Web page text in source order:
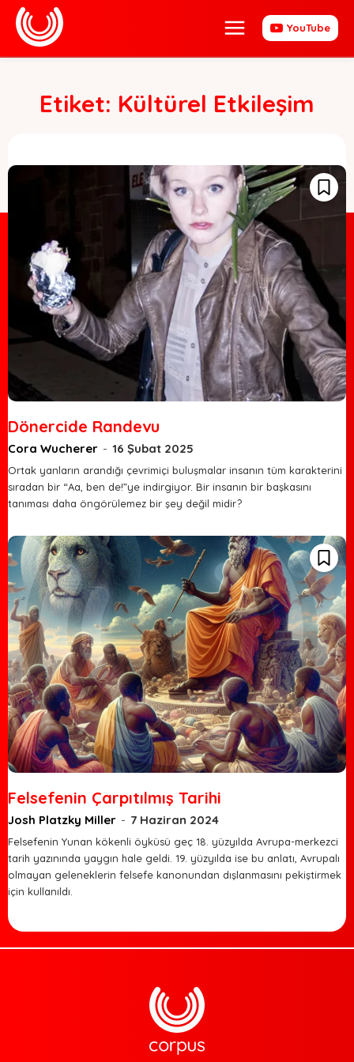
YouTube
Etiket: Kültürel Etkileşim
Dönercide Randevu
Cora Wucherer - 16 Şubat 2025
Ortak yanların arandığı çevrimiçi buluşmalar insanın tüm karakterini
sıradan bir “Aa, ben de!”ye indirgiyor. Bir insanın bir başkasını
tanıması daha öngörülemez bir şey değil midir?
Felsefenin Çarpıtılmış Tarihi
Josh Platzky Miller - 7 Haziran 2024
Felsefenin Yunan kökenli öyküsü geç 18. yüzyılda Avrupa-merkezci
tarih yazınında yaygın hale geldi. 19. yüzyılda ise bu anlatı, Avrupalı
olmayan geleneklerin felsefe kanonundan dışlanmasını pekiştirmek
için kullanıldı.